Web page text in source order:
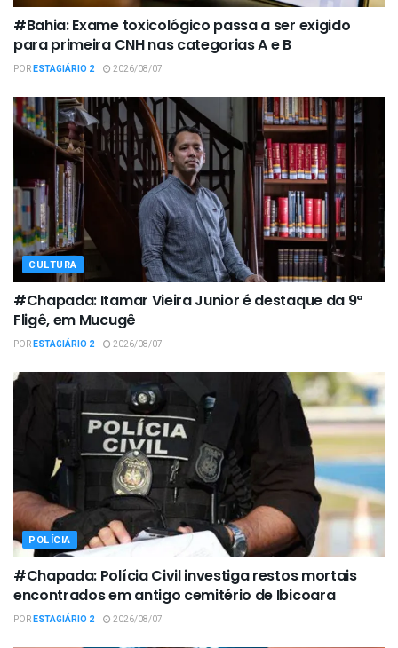
#Bahia: Exame toxicológico passa a ser exigido
para primeira CNH nas categorias A e B
PORESTAGIÁRIO 2 2026/08/07
CULTURA
#Chapada: Itamar Vieira Junior é destaque da 9ª
Fligê, em Mucugê
PORESTAGIÁRIO 2 2026/08/07
POLÍCIA
#Chapada: Polícia Civil investiga restos mortais
encontrados em antigo cemitério de Ibicoara
PORESTAGIÁRIO 2 2026/08/07